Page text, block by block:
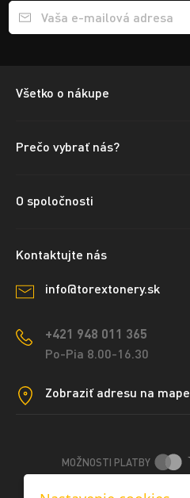
Přihlášení e-mailu k odběru
Všetko o nákupe
Prečo vybrať nás?
O spoločnosti
Kontaktujte nás
info@torextonery.sk
+421 948 011 365
Po-Pia 8.00-16.30
Zobraziť adresu na mape
MOŽNOSTI PLATBY